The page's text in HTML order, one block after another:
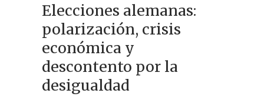
Elecciones alemanas:
polarización, crisis
económica y
descontento por la
desigualdad